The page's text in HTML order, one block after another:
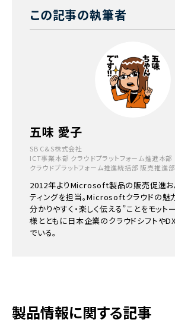
この記事の執筆者
五味 愛子
SB C&S株式会社
ICT事業本部 クラウドプラットフォーム推進本部
クラウドプラットフォーム推進統括部 販売推
2012年よりMicrosoft製品の販売促進
ティングを担当。Microsoftクラウドの魅
分かりやすく・楽しく伝える”ことをモット
様とともに日本企業のクラウドシフトや
でいる。
製品情報に関する記事